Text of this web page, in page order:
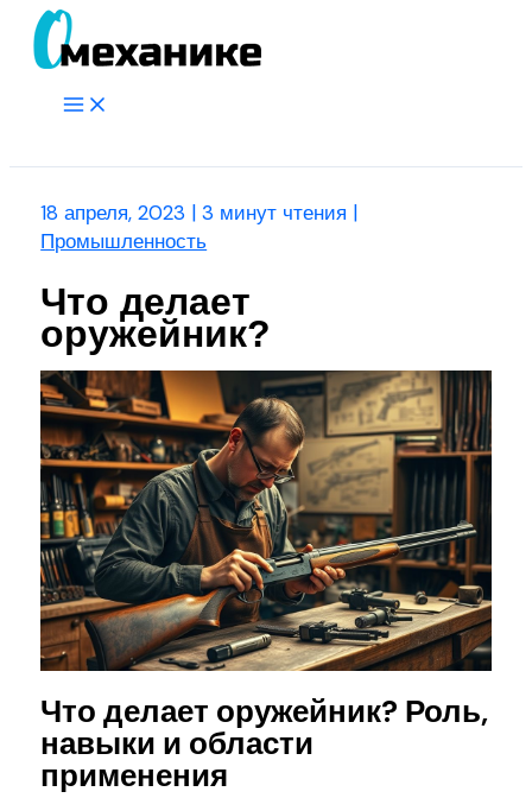
Перейти
Main
18 апреля, 2023 |3 минут чтения |
Промышленность
Что делает
оружейник?
Что делает оружейник? Роль,
навыки и области
применения